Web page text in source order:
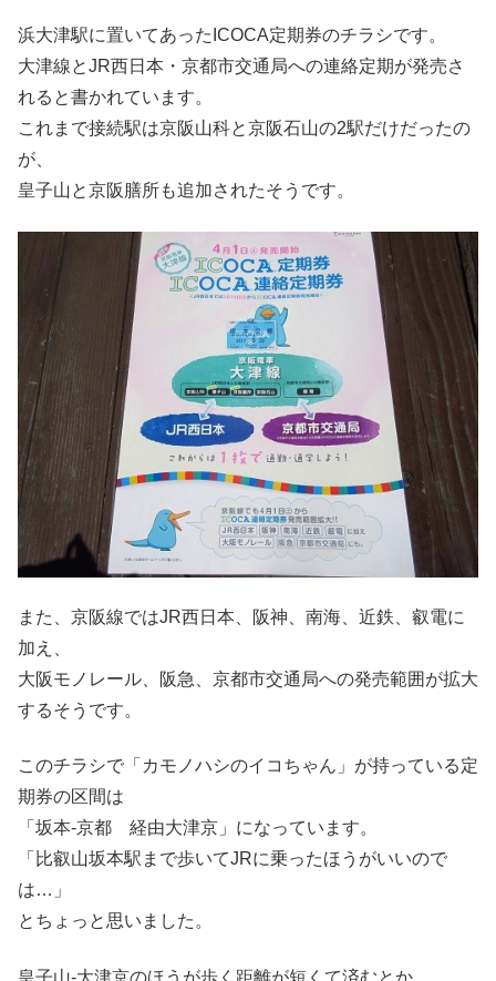
浜大津駅に置いてあったICOCA定期券のチラシです。
大津線とJR西日本・京都市交通局への連絡定期が発売さ
れると書かれています。
これまで接続駅は京阪山科と京阪石山の2駅だけだったの
が、
皇子山と京阪膳所も追加されたそうです。
また、京阪線ではJR西日本、阪神、南海、近鉄、叡電に
加え、
大阪モノレール、阪急、京都市交通局への発売範囲が拡大
するそうです。
このチラシで「カモノハシのイコちゃん」が持っている定
期券の区間は
「坂本-京都 経由大津京」になっています。
「比叡山坂本駅まで歩いてJRに乗ったほうがいいので
は…」
とちょっと思いました。
皇子山-大津京のほうが歩く距離が短くて済むとか、